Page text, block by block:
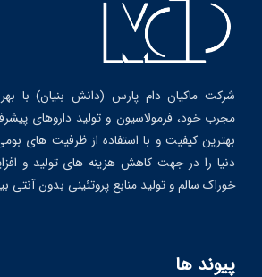
شرکت ماکیان دام پارس (دانش بنیان) با
مجرب خود، فرمولاسیون و تولید داروهای
بهترین کیفیت و با استفاده از ظرفیت های
دنیا را در جهت کاهش هزینه های تولید و
خوراک سالم و تولید منابع پروتئینی بدون آنتی
پیوند ها